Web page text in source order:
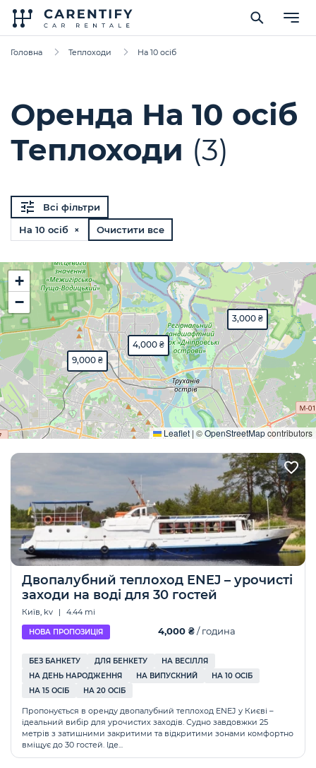
Головна Теплоходи На 10 осіб
Оренда На 10 осіб
Теплоходи (3)
Всі фільтри
На 10 осіб ×
Очистити все
4,000 ₴
3,000 ₴
9,000 ₴
+
−
Leaflet | ©OpenStreetMapcontributors
Розгорнути
Двопалубний теплоход ENEJ – урочисті
заходи на воді для 30 гостей
Київ, kv | 4.44 mi
НОВА ПРОПОЗИЦІЯ 4,000 ₴/ година
БЕЗ БАНКЕТУ ДЛЯ БЕНКЕТУ
НА ВЕСІЛЛЯ
НА ДЕНЬ НАРОДЖЕННЯ
НА ВИПУСКНИЙ
НА 10 ОСІБ
НА 15 ОСІБ
НА 20 ОСІБ
Пропонується в оренду двопалубний теплоход ENEJ у Києві –
ідеальний вибір для урочистих заходів. Судно завдовжки 25
метрів з затишними закритими та відкритими зонами комфортно
вміщує до 30 гостей. Іде...